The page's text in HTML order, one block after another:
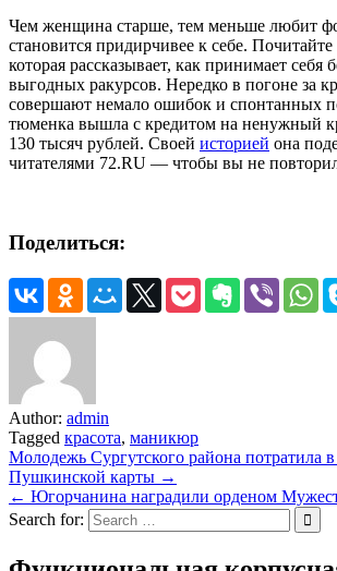
Чем женщина старше, тем меньше любит
становится придирчивее к себе.
которая рассказывает, как принимает себя
выгодных ракурсов. Нередко в погоне за
совершают немало ошибок и спонтанных
тюменка вышла с кредитом на ненужный
130 тысяч рублей. Своей историей она
читателями 72.RU — чтобы вы не
Поделиться:
Author: admin
Tagged красота, маникюр
Навигация
по
записям
Молодежь Сургутского района потратила
Пушкинской карты →
← Югорчанина наградили орденом
Search for: